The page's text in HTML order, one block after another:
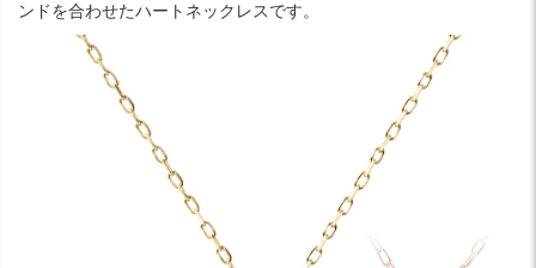
ンドを合わせたハートネックレスです。